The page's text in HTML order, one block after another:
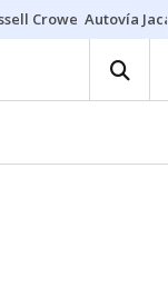
Crowe Autovía Jaca